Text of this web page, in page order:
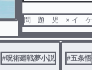
#呪術廻戦夢小説 #五条悟